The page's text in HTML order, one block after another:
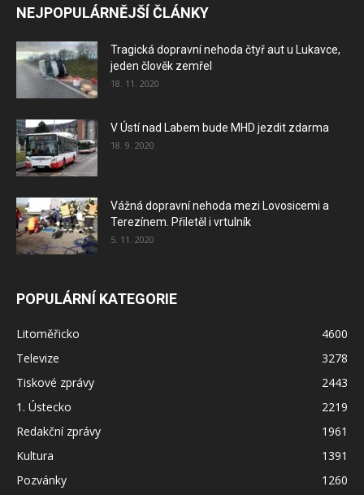
NEJPOPULÁRNĚJŠÍ ČLÁNKY
Tragická dopravní nehoda čtyř aut u Lukavce,
jeden člověk zemřel
18. 11. 2020
V Ústí nad Labem bude MHD jezdit zdarma
18. 9. 2020
Vážná dopravní nehoda mezi Lovosicemi a
Terezínem. Přiletěl i vrtulník
5. 11. 2020
POPULÁRNÍ KATEGORIE
Litoměřicko
4600
Televize
3278
Tiskové zprávy
2443
1. Ústecko
2219
Redakční zprávy
1961
Kultura
1391
Pozvánky
1260